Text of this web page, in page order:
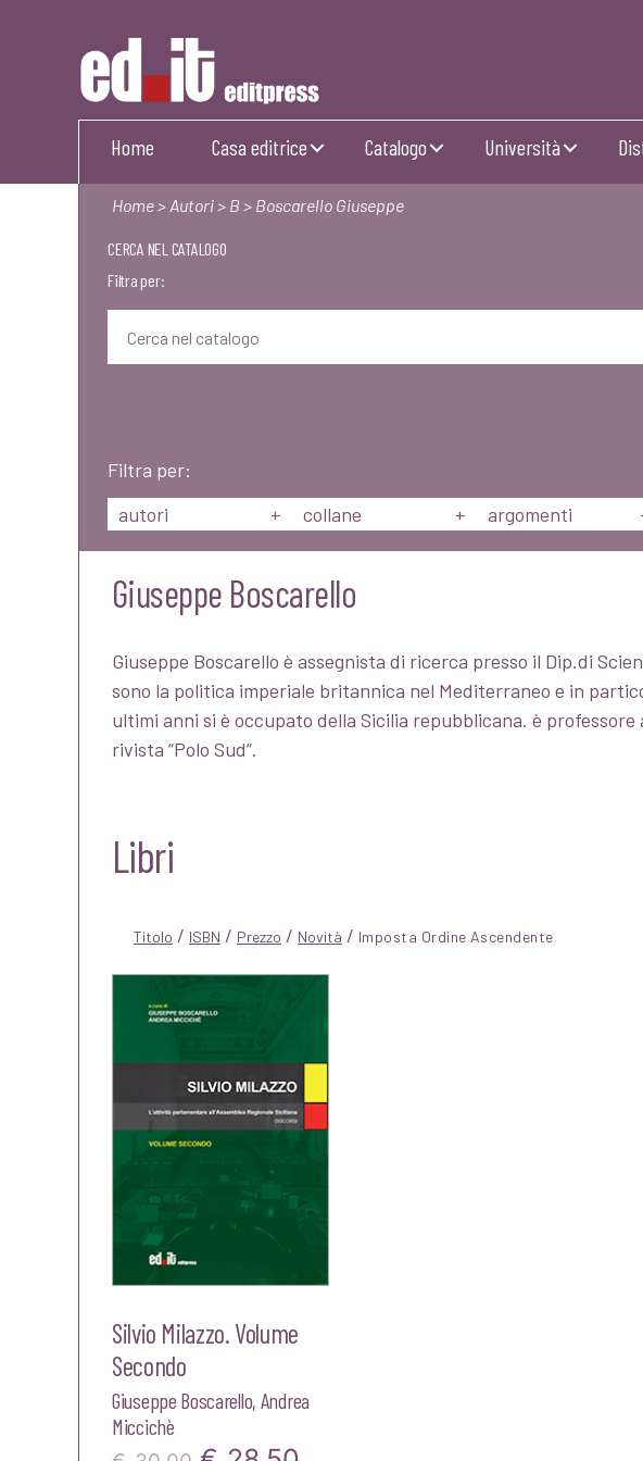
Editpress
Home Casa editrice Catalogo Università
Home> Autori> B> Boscarello Giuseppe
CERCA NEL CATALOGO
Filtra per:
Filtra per:
autori
+ collane + argomenti
Giuseppe Boscarello
Giuseppe Boscarello è assegnista di ricerca presso il Dip.di
sono la politica imperiale britannica nel Mediterraneo e in
ultimi anni si è occupato della Sicilia repubblicana. è
rivista “Polo Sud”.
Libri
Titolo / ISBN / Prezzo / Novità /
Silvio Milazzo. Volume
Secondo
Giuseppe Boscarello, Andrea
Miccichè